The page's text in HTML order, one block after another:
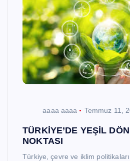
aaaa aaaa Temmuz 11,
TÜRKİYE’DE YEŞİL
NOKTASI
Türkiye, çevre ve iklim